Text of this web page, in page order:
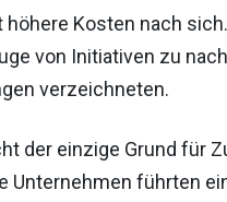
Kosten nach
von Initiativen zu
verzeichneten.
der einzige Grund für
Unternehmen führten